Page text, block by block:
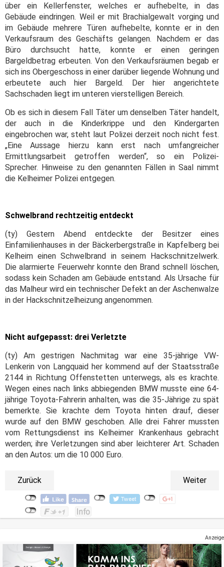
über ein Kellerfenster, welches er aufhebelte, in das
Gebäude eindringen. Weil er mit Brachialgewalt vorging und
im Gebäude mehrere Türen aufhebelte, konnte er in den
Verkaufsraum des Geschäfts gelangen. Nachdem er das
Büro durchsucht hatte, konnte er einen geringen
Bargeldbetrag erbeuten. Von den Verkaufsräumen begab er
sich ins Obergeschoss in einer darüber liegende Wohnung und
erbeutete auch hier Bargeld. Der hier angerichtete
Sachschaden liegt im unteren vierstelligen Bereich.
Ob es sich in diesem Fall Täter um denselben Täter handelt,
der auch in die Kinderkrippe und den Kindergarten
eingebrochen war, steht laut Polizei derzeit noch nicht fest.
„Eine Aussage hierzu kann erst nach umfangreicher
Ermittlungsarbeit getroffen werden“, so ein Polizei-
Sprecher. Hinweise zu den genannten Fällen in Saal nimmt
die Kelheimer Polizei entgegen.
Schwelbrand rechtzeitig entdeckt
(ty) Gestern Abend entdeckte der Besitzer eines
Einfamilienhauses in der Bäckerbergstraße in Kapfelberg bei
Kelheim einen Schwelbrand in seinem Hackschnitzelwerk.
Die alarmierte Feuerwehr konnte den Brand schnell löschen,
sodass kein Schaden am Gebäude entstand. Als Ursache für
das Malheur wird ein technischer Defekt an der Aschenwalze
in der Hackschnitzelheizung angenommen.
Nicht aufgepasst: drei Verletzte
(ty) Am gestrigen Nachmitag war eine 35-jährige VW-
Lenkerin von Langquaid her kommend auf der Staatsstraße
2144 in Richtung Offenstetten unterwegs, als es krachte.
Wegen eines nach links abbiegenden BMW musste eine 64-
jährige Toyota-Fahrerin anhalten, was die 35-Jährige zu spät
bemerkte. Sie krachte dem Toyota hinten drauf, dieser
wurde auf den BMW geschoben. Alle drei Fahrer mussten
vom Rettungsdienst ins Kelheimer Krankenhaus gebracht
werden; ihre Verletzungen sind aber leichterer Art. Schaden
an den Autos: um die 10 000 Euro.
Zurück Weiter
Anzeige